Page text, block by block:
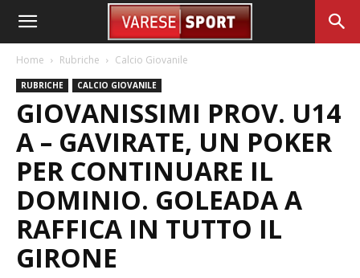
Home Rubriche Calcio Giovanile
RUBRICHE CALCIO GIOVANILE
GIOVANISSIMI PROV. U14
A – GAVIRATE, UN POKER
PER CONTINUARE IL
DOMINIO. GOLEADA A
RAFFICA IN TUTTO IL
GIRONE